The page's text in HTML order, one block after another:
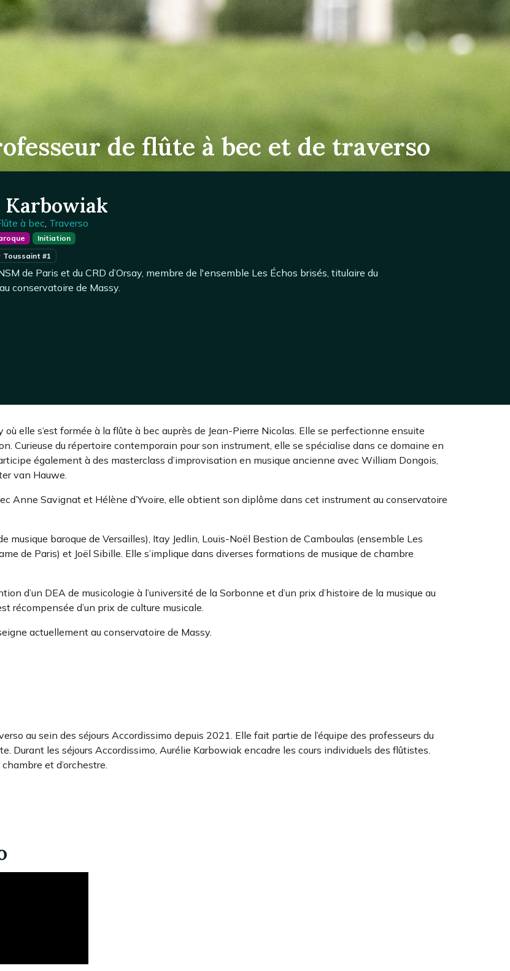
de flûte à bec et de traverso
à bec Traverso
Initiation
Toussaint #1
de Paris et du CRD d’Orsay, membre de l'ensemble Les Échos brisés, titulaire du
conservatoire de Massy.
elle s’est formée à la flûte à bec auprès de Jean-Pierre Nicolas. Elle se perfectionne ensuite
Curieuse du répertoire contemporain pour son instrument, elle se spécialise dans ce domaine en
également à des masterclass d’improvisation en musique ancienne avec William Dongois,
van Hauwe.
Anne Savignat et Hélène d’Yvoire, elle obtient son diplôme dans cet instrument au conservatoire
musique baroque de Versailles), Itay Jedlin, Louis-Noël Bestion de Camboulas (ensemble Les
de Paris) et Joël Sibille. Elle s’implique dans diverses formations de musique de chambre
d’un DEA de musicologie à l’université de la Sorbonne et d’un prix d’histoire de la musique au
récompensée d’un prix de culture musicale.
actuellement au conservatoire de Massy.
au sein des séjours Accordissimo depuis 2021. Elle fait partie de l’équipe des professeurs du
Durant les séjours Accordissimo, Aurélie Karbowiak encadre les cours individuels des flûtistes.
et d’orchestre.